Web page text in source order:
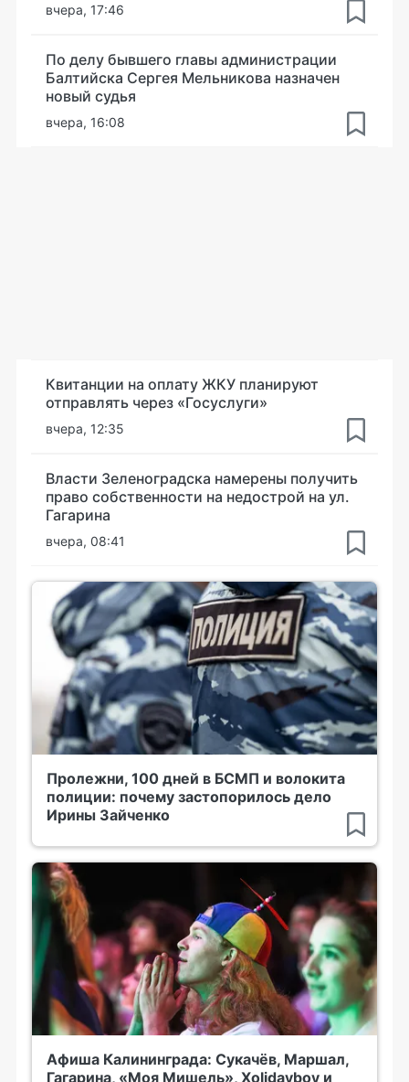
вчера, 17:46
По делу бывшего главы администрации
Балтийска Сергея Мельникова назначен
новый судья
вчера, 16:08
Квитанции на оплату ЖКУ планируют
отправлять через «Госуслуги»
вчера, 12:35
Власти Зеленоградска намерены получить
право собственности на недострой на ул.
Гагарина
вчера, 08:41
Пролежни, 100 дней в БСМП и волокита
полиции: почему застопорилось дело
Ирины Зайченко
Афиша Калининграда: Сукачёв, Маршал,
Гагарина, «Моя Мишель», Xolidayboy и